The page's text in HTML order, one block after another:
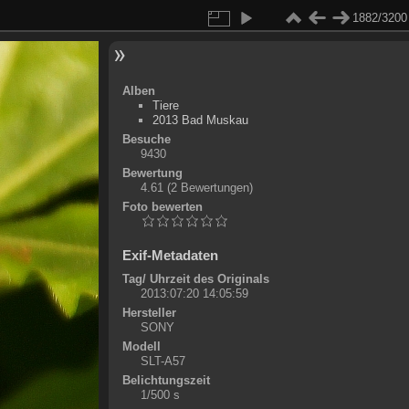
1882/3200
Alben
Tiere
2013 Bad Muskau
Besuche
9430
Bewertung
4.61 (2 Bewertungen)
Foto bewerten
Exif-Metadaten
Tag/ Uhrzeit des Originals
2013:07:20 14:05:59
Hersteller
SONY
Modell
SLT-A57
Belichtungszeit
1/500 s